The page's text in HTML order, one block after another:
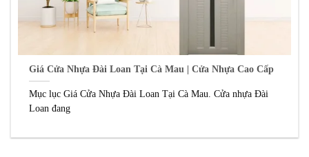
Giá Cửa Nhựa Đài Loan Tại Cà Mau | Cửa Nhựa Cao Cấp
Mục lục Giá Cửa Nhựa Đài Loan Tại Cà Mau. Cửa nhựa Đài
Loan đang